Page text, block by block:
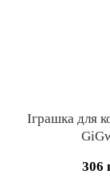
Іграшка для
306